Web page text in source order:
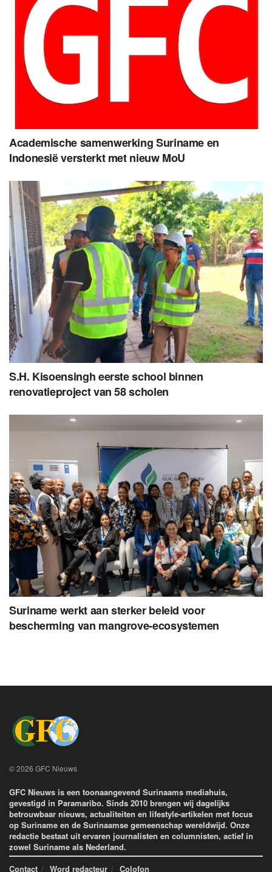
Academische samenwerking Suriname en
Indonesië versterkt met nieuw MoU
S.H. Kisoensingh eerste school binnen
renovatieproject van 58 scholen
Suriname werkt aan sterker beleid voor
bescherming van mangrove-ecosystemen
© 2026 GFC Nieuws
GFC Nieuws is een toonaangevend Surinaams mediahuis,
gevestigd in Paramaribo. Sinds 2010 brengen wij dagelijks
betrouwbaar nieuws, actualiteiten en lifestyle-artikelen met focus
op Suriname en de Surinaamse gemeenschap wereldwijd. Onze
redactie bestaat uit ervaren journalisten en columnisten, actief in
zowel Suriname als Nederland.
Contact
Word redacteur Colofon